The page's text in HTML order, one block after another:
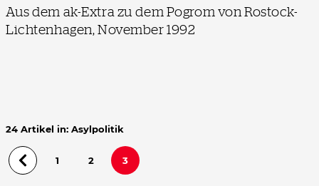
Aus dem ak-Extra zu dem Pogrom von Rostock-
Lichtenhagen, November 1992
24 Artikel in: Asylpolitik
1 2 3